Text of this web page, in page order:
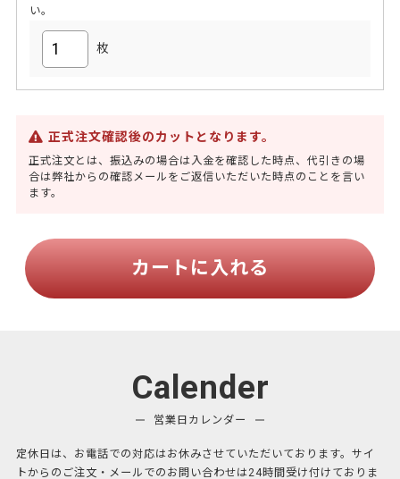
い。
枚
正式注文確認後のカットとなります。
正式注文とは、振込みの場合は入金を確認した時点、代引きの場
合は弊社からの確認メールをご返信いただいた時点のことを言い
ます。
カートに入れる
Calender
営業日カレンダー
定休日は、お電話での対応はお休みさせていただいております。サイ
トからのご注文・メールでのお問い合わせは24時間受け付けておりま